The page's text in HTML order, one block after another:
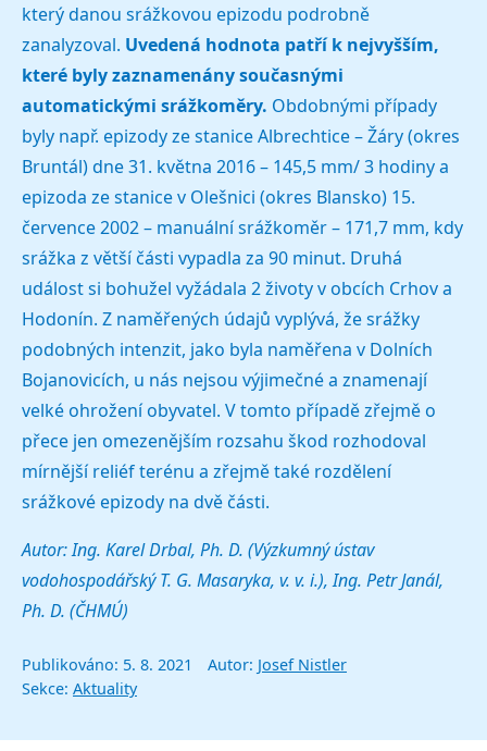
který danou srážkovou epizodu podrobně
zanalyzoval. Uvedená hodnota patří k nejvyšším,
které byly zaznamenány současnými
automatickými srážkoměry. Obdobnými případy
byly např. epizody ze stanice Albrechtice – Žáry (okres
Bruntál) dne 31. května 2016 – 145,5 mm/ 3 hodiny a
epizoda ze stanice v Olešnici (okres Blansko) 15.
července 2002 – manuální srážkoměr – 171,7 mm, kdy
srážka z větší části vypadla za 90 minut. Druhá
událost si bohužel vyžádala 2 životy v obcích Crhov a
Hodonín. Z naměřených údajů vyplývá, že srážky
podobných intenzit, jako byla naměřena v Dolních
Bojanovicích, u nás nejsou výjimečné a znamenají
velké ohrožení obyvatel. V tomto případě zřejmě o
přece jen omezenějším rozsahu škod rozhodoval
mírnější reliéf terénu a zřejmě také rozdělení
srážkové epizody na dvě části.
Autor: Ing. Karel Drbal, Ph. D. (Výzkumný ústav
vodohospodářský T. G. Masaryka, v. v. i.), Ing. Petr Janál,
Ph. D. (ČHMÚ)
Publikováno: 5. 8. 2021 Autor: Josef Nistler
Sekce: Aktuality